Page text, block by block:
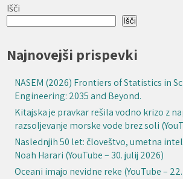
Išči
Išči
Najnovejši prispevki
NASEM (2026) Frontiers of Statistics in
Engineering: 2035 and Beyond.
Kitajska je pravkar rešila vodno krizo z
razsoljevanje morske vode brez soli
Naslednjih 50 let: človeštvo, umetna
Noah Harari (YouTube – 30. julij 2026)
Oceani imajo nevidne reke (YouTube –